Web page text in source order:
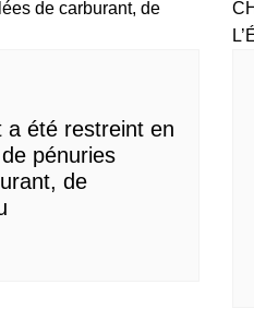
a été restreint en
pénuries
de